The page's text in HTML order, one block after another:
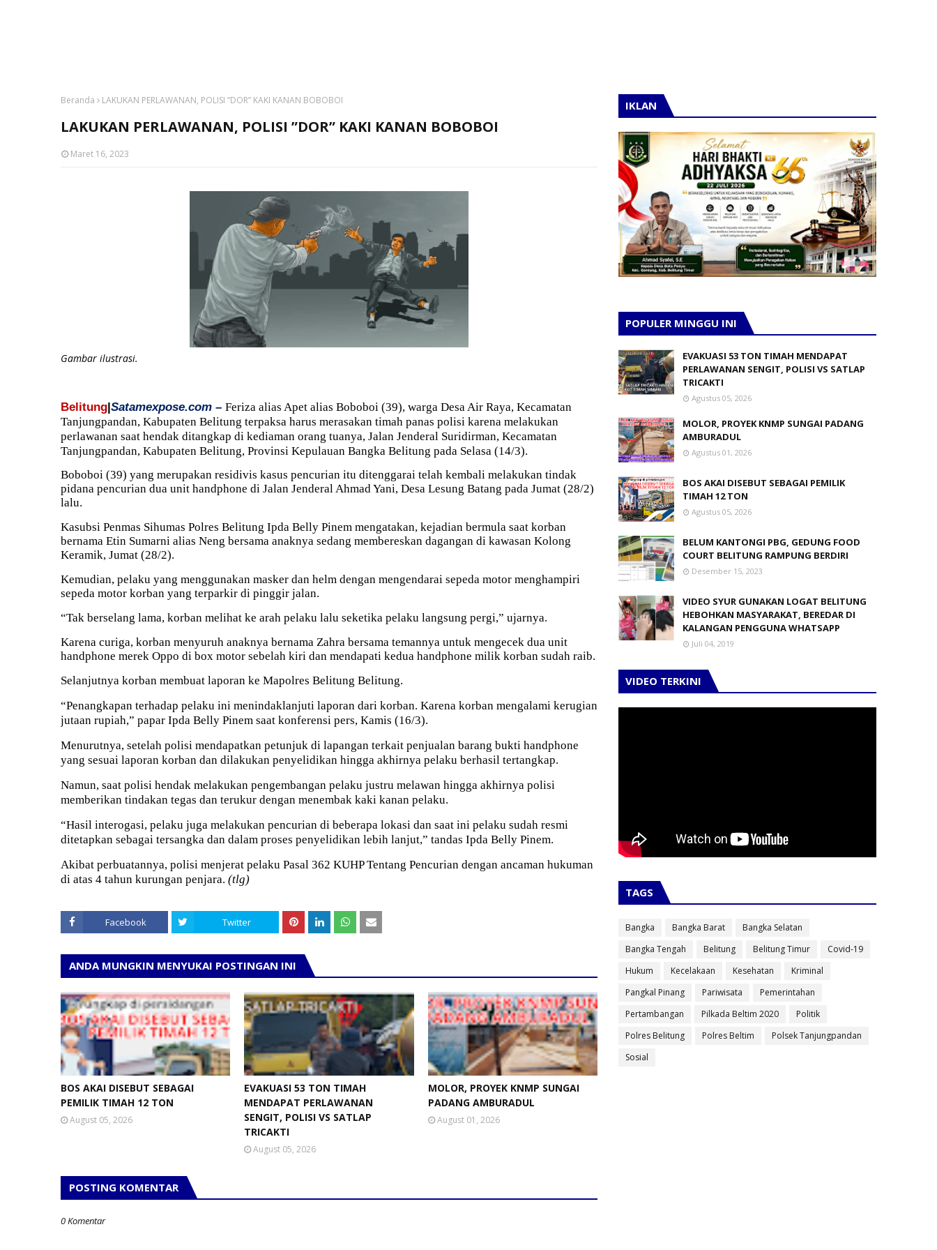
Beranda LAKUKAN PERLAWANAN, POLISI ”DOR” KAKI KANAN BOBOBOI
LAKUKAN PERLAWANAN, POLISI ”DOR” KAKI KANAN BOBOBOI
Maret 16, 2023
Gambar ilustrasi.
Belitung|Satamexpose.com – Feriza alias Apet alias Boboboi (39), warga Desa Air Raya, Kecamatan
Tanjungpandan, Kabupaten Belitung terpaksa harus merasakan timah panas polisi karena melakukan
perlawanan saat hendak ditangkap di kediaman orang tuanya, Jalan Jenderal Suridirman, Kecamatan
Tanjungpandan, Kabupaten Belitung, Provinsi Kepulauan Bangka Belitung pada Selasa (14/3).
Boboboi (39) yang merupakan residivis kasus pencurian itu ditenggarai telah kembali melakukan tindak
pidana pencurian dua unit handphone di Jalan Jenderal Ahmad Yani, Desa Lesung Batang pada Jumat (28/2)
lalu.
Kasubsi Penmas Sihumas Polres Belitung Ipda Belly Pinem mengatakan, kejadian bermula saat korban
bernama Etin Sumarni alias Neng bersama anaknya sedang membereskan dagangan di kawasan Kolong
Keramik, Jumat (28/2).
Kemudian, pelaku yang menggunakan masker dan helm dengan mengendarai sepeda motor menghampiri
sepeda motor korban yang terparkir di pinggir jalan.
“Tak berselang lama, korban melihat ke arah pelaku lalu seketika pelaku langsung pergi,” ujarnya.
Karena curiga, korban menyuruh anaknya bernama Zahra bersama temannya untuk mengecek dua unit
handphone merek Oppo di box motor sebelah kiri dan mendapati kedua handphone milik korban sudah raib.
Selanjutnya korban membuat laporan ke Mapolres Belitung Belitung.
“Penangkapan terhadap pelaku ini menindaklanjuti laporan dari korban. Karena korban mengalami kerugian
jutaan rupiah,” papar Ipda Belly Pinem saat konferensi pers, Kamis (16/3).
Menurutnya, setelah polisi mendapatkan petunjuk di lapangan terkait penjualan barang bukti handphone
yang sesuai laporan korban dan dilakukan penyelidikan hingga akhirnya pelaku berhasil tertangkap.
Namun, saat polisi hendak melakukan pengembangan pelaku justru melawan hingga akhirnya polisi
memberikan tindakan tegas dan terukur dengan menembak kaki kanan pelaku.
“Hasil interogasi, pelaku juga melakukan pencurian di beberapa lokasi dan saat ini pelaku sudah resmi
ditetapkan sebagai tersangka dan dalam proses penyelidikan lebih lanjut,” tandas Ipda Belly Pinem.
Akibat perbuatannya, polisi menjerat pelaku Pasal 362 KUHP Tentang Pencurian dengan ancaman hukuman
di atas 4 tahun kurungan penjara. (tlg)
Facebook Twitter
ANDA MUNGKIN MENYUKAI POSTINGAN INI
BOS AKAI DISEBUT SEBAGAI
PEMILIK TIMAH 12 TON
August 05, 2026
EVAKUASI 53 TON TIMAH
MENDAPAT PERLAWANAN
SENGIT, POLISI VS SATLAP
TRICAKTI
August 05, 2026
MOLOR, PROYEK KNMP SUNGAI
PADANG AMBURADUL
August 01, 2026
POSTING KOMENTAR
0 Komentar
IKLAN
POPULER MINGGU INI
EVAKUASI 53 TON TIMAH MENDAPAT
PERLAWANAN SENGIT, POLISI VS SATLAP
TRICAKTI
Agustus 05, 2026
MOLOR, PROYEK KNMP SUNGAI PADANG
AMBURADUL
Agustus 01, 2026
BOS AKAI DISEBUT SEBAGAI PEMILIK
TIMAH 12 TON
Agustus 05, 2026
BELUM KANTONGI PBG, GEDUNG FOOD
COURT BELITUNG RAMPUNG BERDIRI
Desember 15, 2023
VIDEO SYUR GUNAKAN LOGAT BELITUNG
HEBOHKAN MASYARAKAT, BEREDAR DI
KALANGAN PENGGUNA WHATSAPP
Juli 04, 2019
VIDEO TERKINI
TAGS
Bangka Bangka Barat
Bangka Selatan
Bangka Tengah
Belitung Belitung Timur
Covid-19
Hukum
Kecelakaan Kesehatan
Kriminal
Pangkal Pinang
Pariwisata
Pemerintahan
Pertambangan
Pilkada Beltim 2020
Politik
Polres Belitung
Polres Beltim
Polsek Tanjungpandan
Sosial